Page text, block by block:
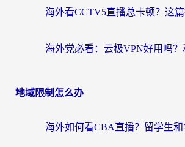
地域限制怎么办